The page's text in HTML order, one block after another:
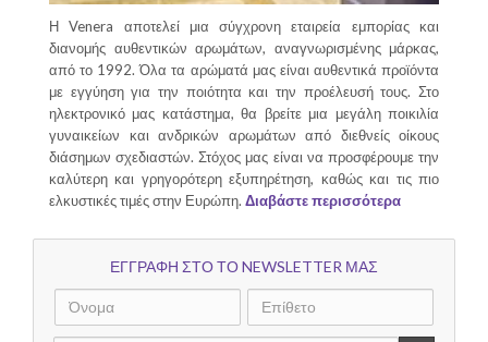
Η Venera αποτελεί μια σύγχρονη εταιρεία εμπορίας και
διανομής αυθεντικών αρωμάτων, αναγνωρισμένης μάρκας,
από το 1992. Όλα τα αρώματά μας είναι αυθεντικά προϊόντα
με εγγύηση για την ποιότητα και την προέλευσή τους. Στο
ηλεκτρονικό μας κατάστημα, θα βρείτε μια μεγάλη ποικιλία
γυναικείων και ανδρικών αρωμάτων από διεθνείς οίκους
διάσημων σχεδιαστών. Στόχος μας είναι να προσφέρουμε την
καλύτερη και γρηγορότερη εξυπηρέτηση, καθώς και τις πιο
ελκυστικές τιμές στην Ευρώπη. Διαβάστε περισσότερα
ΕΓΓΡΑΦΗ ΣΤΟ ΤΟ NEWSLETTER ΜΑΣ